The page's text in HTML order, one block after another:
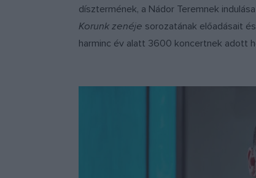
dísztermének, a Nádor Teremnek
Korunk zenéje sorozatának előadásait
harminc év alatt 3600 koncertnek adott